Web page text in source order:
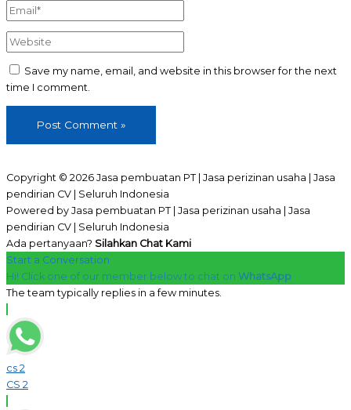
Email*
Website
Save my name, email, and website in this browser for the next
time I comment.
Copyright © 2026 Jasa pembuatan PT | Jasa perizinan usaha | Jasa
pendirian CV | Seluruh Indonesia
Powered by Jasa pembuatan PT | Jasa perizinan usaha | Jasa
pendirian CV | Seluruh Indonesia
Ada pertanyaan? Silahkan Chat Kami
Start a Conversation
Hi! Click one of our member below to chat on WhatsApp
The team typically replies in a few minutes.
cs 2
CS 2